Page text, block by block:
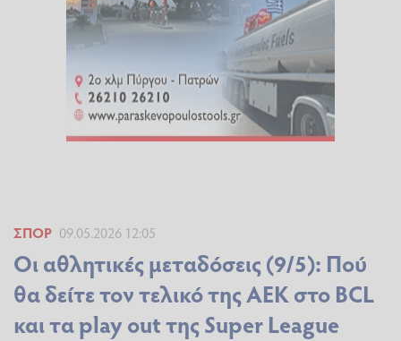
ΣΠΟΡ 09.05.2026 12:05
Οι αθλητικές μεταδόσεις (9/5): Πού
θα δείτε τον τελικό της ΑΕΚ στο BCL
και τα play out της Super League